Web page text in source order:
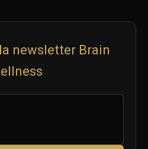
newsletter Brain